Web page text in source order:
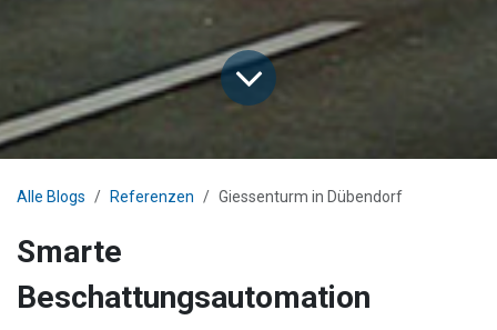
Alle Blogs Referenzen Giessenturm in Dübendorf
Smarte
Beschattungsautomation